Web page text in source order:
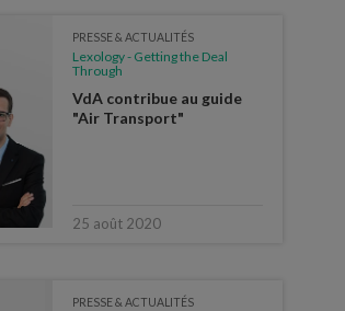
PRESSE & ACTUALITÉS
Lexology - Getting the Deal
Through
VdA contribue au guide
"Air Transport"
25 août 2020
PRESSE & ACTUALITÉS